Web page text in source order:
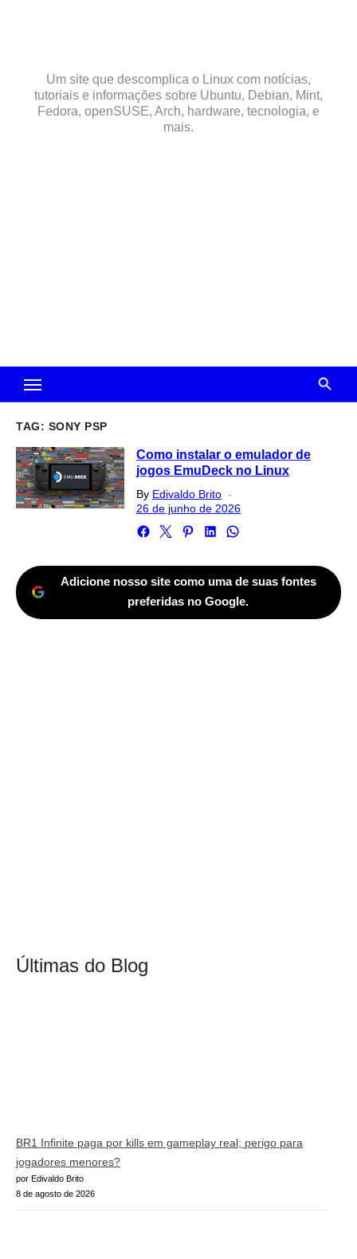
Um site que descomplica o Linux com notícias,
tutoriais e informações sobre Ubuntu, Debian, Mint,
Fedora, openSUSE, Arch, hardware, tecnologia, e
mais.
TAG: SONY PSP
Como instalar o emulador de
jogos EmuDeck no Linux
By Edivaldo Brito
on
26 de junho de 2026
Adicione nosso site como uma de suas fontes
preferidas no Google.
Últimas do Blog
BR1 Infinite paga por kills em gameplay real; perigo para
jogadores menores?
por Edivaldo Brito
8 de agosto de 2026